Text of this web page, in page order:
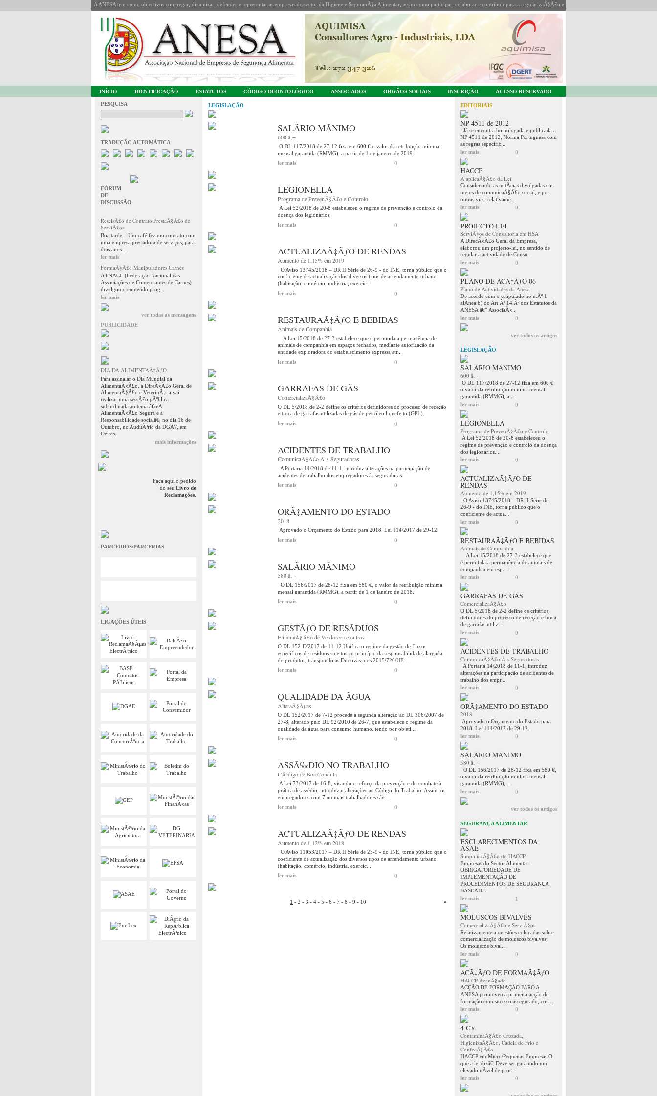
A ANESA tem como objectivos congregar, dinamizar, defender e representar as empresas do sector da Higiene e SeguranÃ§a Alimentar, assim como participar, colaborar e contribuir para a regularizaÃ§Ã£o e coordenaÃ§Ã£o da sua actividade.
INÍCIO IDENTIFICAÇÃO ESTATUTOS CÓDIGO DEONTOLÓGICO ASSOCIADOS ORGÃOS SOCIAIS INSCRIÇÃO ACESSO RESERVADO
PESQUISA
TRADUÇÃO AUTOMÁTICA
FÓRUM
DE
DISCUSSÃO
RescisÃ£o de Contrato PrestaÃ§Ã£o de
ServiÃ§os
Boa tarde, Um café fez um contrato com
uma empresa prestadora de serviços, para
dois anos. ...
ler mais
FormaÃ§Ã£o Manipuladores Carnes
A FNACC (Federação Nacional das
Associações de Comerciantes de Carnes)
divulgou o conteúdo prog...
ler mais
ver todas as mensagens
PUBLICIDADE
DIA DA ALIMENTAÃ‡ÃƒO
Para assinalar o Dia Mundial da
AlimentaÃ§Ã£o, a DireÃ§Ã£o Geral de
AlimentaÃ§Ã£o e VeterinÃ¡ria vai
realizar uma sessÃ£o pÃºblica
subordinada ao tema â€œA
AlimentaÃ§Ã£o Segura e a
Responsabilidade socialâ€, no dia 16 de
Outubro, no AuditÃ³rio da DGAV, em
Oeiras.
mais informações
Faça aqui o pedido
do seu Livro de
Reclamações
PARCEIROS/PARCERIAS
LIGAÇÕES ÚTEIS
LEGISLAÇÃO
SALÃRIO MÃNIMO
600 â‚¬
O DL 117/2018 de 27-12 fixa em 600 € o valor da retribuição mínima
mensal garantida (RMMG), a partir de 1 de janeiro de 2019.
ler mais
0
LEGIONELLA
Programa de PrevenÃ§Ã£o e Controlo
A Lei 52/2018 de 20-8 estabeleceu o regime de prevenção e controlo da
doença dos legionários.
ler mais
0
ACTUALIZAÃ‡ÃƒO DE RENDAS
Aumento de 1,15% em 2019
O Aviso 13745/2018 – DR II Série de 26-9 - do INE, torna público que o
coeficiente de actualização dos diversos tipos de arrendamento urbano
(habitação, comércio, indústria, exercíc...
ler mais
0
RESTAURAÃ‡ÃƒO E BEBIDAS
Animais de Companhia
A Lei 15/2018 de 27-3 estabelece que é permitida a permanência de
animais de companhia em espaços fechados, mediante autorização da
entidade exploradora do estabelecimento expressa atr...
ler mais
0
GARRAFAS DE GÃS
ComercializaÃ§Ã£o
O DL 5/2018 de 2-2 define os critérios definidores do processo de receção
e troca de garrafas utilizadas de gás de petróleo liquefeito (GPL).
ler mais
0
ACIDENTES DE TRABALHO
ComunicaÃ§Ã£o Ã s Seguradoras
A Portaria 14/2018 de 11-1, introduz alterações na participação de
acidentes de trabalho dos empregadores às seguradoras.
ler mais
0
ORÃ‡AMENTO DO ESTADO
2018
Aprovado o Orçamento do Estado para 2018. Lei 114/2017 de 29-12.
ler mais
0
SALÃRIO MÃNIMO
580 â‚¬
O DL 156/2017 de 28-12 fixa em 580 €, o valor da retribuição mínima
mensal garantida (RMMG), a partir de 1 de janeiro de 2018.
ler mais
0
GESTÃƒO DE RESÃDUOS
EliminaÃ§Ã£o de Verdoreca e outros
O DL 152-D/2017 de 11-12 Unifica o regime da gestão de fluxos
específicos de resíduos sujeitos ao princípio da responsabilidade alargada
do produtor, transpondo as Diretivas n.os 2015/720/UE...
ler mais
0
QUALIDADE DA ÃGUA
AlteraÃ§Ãµes
O DL 152/2017 de 7-12 procede à segunda alteração ao DL 306/2007 de
27-8, alterado pelo DL 92/2010 de 26-7, que estabelece o regime da
qualidade da água para consumo humano, tendo por objeti...
ler mais
0
ASSÃ‰DIO NO TRABALHO
CÃ³digo de Boa Conduta
A Lei 73/2017 de 16-8, visando o reforço da prevenção e do combate à
prática de assédio, introduziu alterações ao Código do Trabalho. Assim, os
empregadores com 7 ou mais trabalhadores são ...
ler mais
0
ACTUALIZAÃ‡ÃƒO DE RENDAS
Aumento de 1,12% em 2018
O Aviso 11053/2017 – DR II Série de 25-9 - do INE, torna público que o
coeficiente de actualização dos diversos tipos de arrendamento urbano
(habitação, comércio, indústria, exercíc...
ler mais
0
1 - 2 - 3 - 4 - 5 - 6 - 7 - 8 - 9 - 10 »
EDITORIAIS
NP 4511 de 2012
Já se encontra homologada e publicada a
NP 4511 de 2012, Norma Portuguesa com
as regras específic...
ler mais
0
HACCP
A aplicaÃ§Ã£o da Lei
Considerando as notÃ­cias divulgadas em
meios de comunicaÃ§Ã£o social, e por
outras vias, relativame...
ler mais
0
PROJECTO LEI
ServiÃ§os de Consultoria em HSA
A DirecÃ§Ã£o Geral da Empresa,
elaborou um projecto-lei, no sentido de
regular a actividade de Consu...
ler mais
0
PLANO DE ACÃ‡ÃƒO 06
Plano de Actividades da Anesa
De acordo com o estipulado no n.Âº 1
alÃ­nea b) do Art.Âº 14.Âº dos Estatutos da
ANESA â€“ AssociaÃ§...
ler mais
0
ver todos os artigos
LEGISLAÇÃO
SALÃRIO MÃNIMO
600 â‚¬
O DL 117/2018 de 27-12 fixa em 600 €
o valor da retribuição mínima mensal
garantida (RMMG), a ...
ler mais
0
LEGIONELLA
Programa de PrevenÃ§Ã£o e Controlo
A Lei 52/2018 de 20-8 estabeleceu o
regime de prevenção e controlo da doença
dos legionários....
ler mais
0
ACTUALIZAÃ‡ÃƒO DE
RENDAS
Aumento de 1,15% em 2019
O Aviso 13745/2018 – DR II Série de
26-9 - do INE, torna público que o
coeficiente de actua...
ler mais
0
RESTAURAÃ‡ÃƒO E BEBIDAS
Animais de Companhia
A Lei 15/2018 de 27-3 estabelece que
é permitida a permanência de animais de
companhia em espa...
ler mais
0
GARRAFAS DE GÃS
ComercializaÃ§Ã£o
O DL 5/2018 de 2-2 define os critérios
definidores do processo de receção e troca
de garrafas utiliz...
ler mais
0
ACIDENTES DE TRABALHO
ComunicaÃ§Ã£o Ã s Seguradoras
A Portaria 14/2018 de 11-1, introduz
alterações na participação de acidentes de
trabalho dos empr...
ler mais
0
ORÃ‡AMENTO DO ESTADO
2018
Aprovado o Orçamento do Estado para
2018. Lei 114/2017 de 29-12.
ler mais
0
SALÃRIO MÃNIMO
580 â‚¬
O DL 156/2017 de 28-12 fixa em 580 €,
o valor da retribuição mínima mensal
garantida (RMMG),...
ler mais
0
ver todos os artigos
SEGURANÇA ALIMENTAR
ESCLARECIMENTOS DA
ASAE
SimplificaÃ§Ã£o do HACCP
Empresas do Sector Alimentar -
OBRIGATORIEDADE DE
IMPLEMENTAÇÂO DE
PROCEDIMENTOS DE SEGURANÇA
BASEAD...
ler mais
1
MOLUSCOS BIVALVES
ComercializaÃ§Ã£o e ServiÃ§os
Relativamente a questões colocadas sobre
comercialização de moluscos bivalves:
Os moluscos bival...
ler mais
0
ACÃ‡ÃƒO DE FORMAÃ‡ÃƒO
HACCP AvanÃ§ado
ACÇÃO DE FORMAÇÃO FARO A
ANESA promoveu a primeira acção de
formação com sucesso assegurado, con...
ler mais
0
4 C's
ContaminaÃ§Ã£o Cruzada,
HigienizaÃ§Ã£o, Cadeia de Frio e
ConfecÃ§Ã£o
HACCP em Micro/Pequenas Empresas O
que a lei dizâ€¦ Deve ser garantido um
elevado nÃ­vel de prot...
ler mais
0